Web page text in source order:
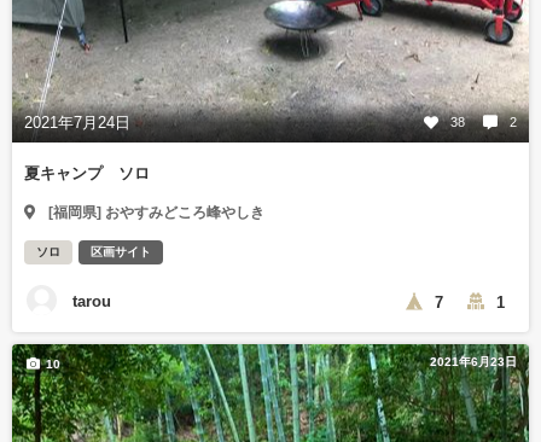
2021年7月24日 38 2
夏キャンプ ソロ
[福岡県] おやすみどころ峰やしき
ソロ 区画サイト
tarou 7 1
2021年6月23日
10